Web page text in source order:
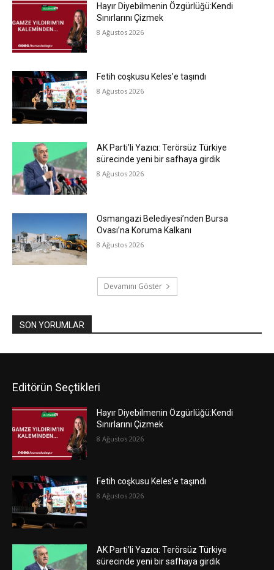
Hayır Diyebilmenin Özgürlüğü:Kendi
Sınırlarını Çizmek
8 Ağustos 2026
Fetih coşkusu Keles’e taşındı
8 Ağustos 2026
AK Parti’li Yazıcı: Terörsüz Türkiye
sürecinde yeni bir safhaya girdik
8 Ağustos 2026
Osmangazi Belediyesi’nden Bursa
Ovası’na Koruma Kalkanı
8 Ağustos 2026
Devamını Göster
SON YORUMLAR
Editörün Seçtikleri
Hayır Diyebilmenin Özgürlüğü:Kendi
Sınırlarını Çizmek
8 Ağustos 2026
Fetih coşkusu Keles’e taşındı
8 Ağustos 2026
AK Parti’li Yazıcı: Terörsüz Türkiye
sürecinde yeni bir safhaya girdik